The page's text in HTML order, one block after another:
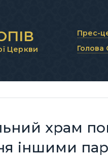
Церкви
Прес-
Новини
Голова
храм
іншими